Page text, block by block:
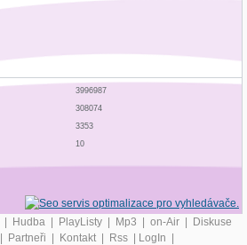
3996987
308074
3353
10
| Hudba | PlayListy | Mp3 | on-Air | Diskuse
| Partneři | Kontakt | Rss | LogIn |